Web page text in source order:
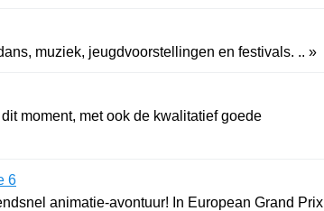
muziek, jeugdvoorstellingen en festivals. .. »
moment, met ook de kwalitatief goede
6
animatie-avontuur! In European Grand Prix